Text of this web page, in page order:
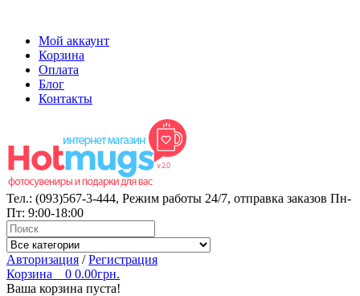
Мой аккаунт
Корзина
Оплата
Блог
Контакты
Тел.: (093)567-3-444, Режим работы 24/7, отправка заказов Пн-
Пт: 9:00-18:00
Авторизация / Регистрация
Корзина
0 0.00грн.
Ваша корзина пуста!